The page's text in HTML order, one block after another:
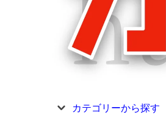
カテゴリーから探す